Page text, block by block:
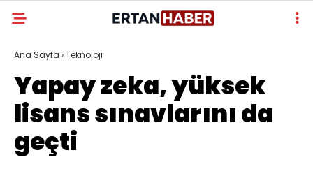
Ana Sayfa ›Teknoloji
Yapay zeka, yüksek
lisans sınavlarını da
geçti